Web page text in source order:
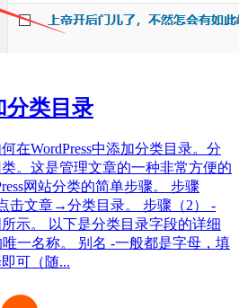
分类目录
在WordPress中添加分类目录。分
。这是管理文章的一种非常方便的
网站分类的简单步骤。 步骤
点击文章→分类目录。 步骤（2） -
示。 以下是分类目录字段的详细
一名称。 别名 -一般都是字母，填
可（随...